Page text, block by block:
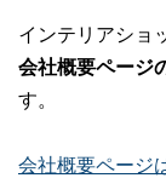
インテリアショ
会社概要ページ
す。
会社概要ページ